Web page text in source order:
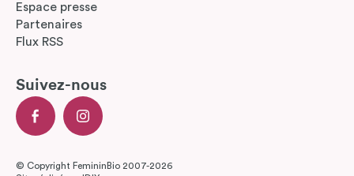
Espace presse
Partenaires
Flux RSS
Suivez-nous
© Copyright FemininBio 2007-2026